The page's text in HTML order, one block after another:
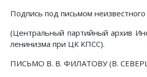
Подпись под письмом
(Центральный партийный архив
ленинизма при ЦК КПСС).
ПИСЬМО В. В. ФИЛАТОВУ (В.